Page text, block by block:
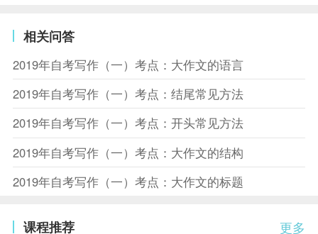
相关问答
2019年自考写作（一）考点：大作文的语言
2019年自考写作（一）考点：结尾常见方法
2019年自考写作（一）考点：开头常见方法
2019年自考写作（一）考点：大作文的结构
2019年自考写作（一）考点：大作文的标题
更多
课程推荐